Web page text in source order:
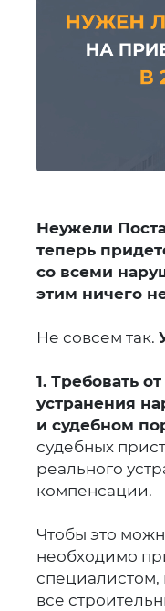
Неужели
теперь
со всеми
этим ничего
Не совсем так.
1. Требовать
устранения
и судебном
судебных
реального
компенсации.
Чтобы это
необходимо
специалистом,
все